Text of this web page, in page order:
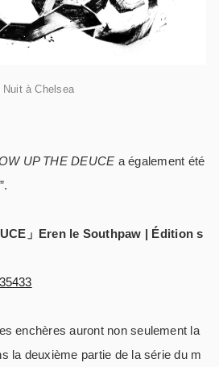
Nuit à Chelsea
UP THE DEUCE a également été
」Eren le Southpaw | Édition s
enchères auront non seulement la
la deuxième partie de la série du m